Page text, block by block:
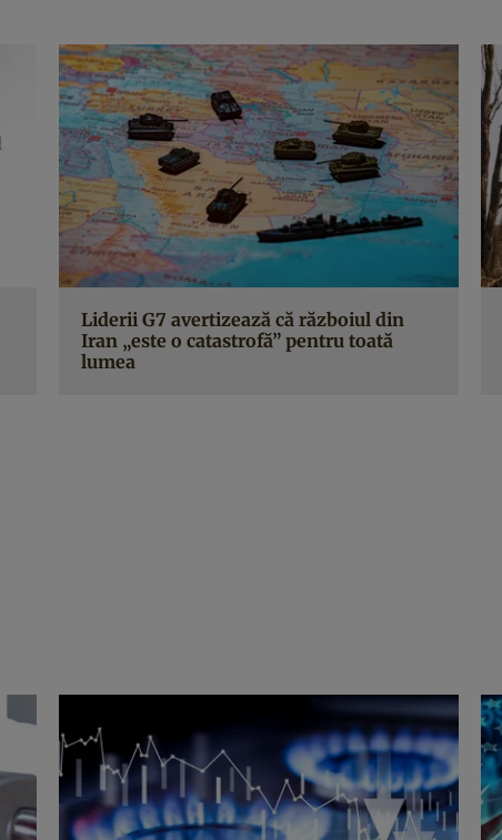
Liderii G7 avertizează că războiul din
Iran „este o catastrofă” pentru toată
lumea